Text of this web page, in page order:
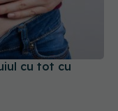
cu tot cu